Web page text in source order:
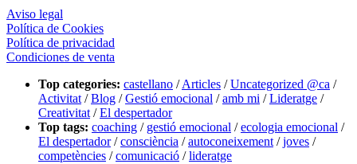
Aviso legal
Política de Cookies
Política de privacidad
Condiciones de venta
Top categories: castellano /Articles /Uncategorized @ca /
Activitat /Blog /Gestió emocional /amb mi /Lideratge /
Creativitat /El despertador
Top tags: coaching / gestió emocional /ecologia emocional /
El despertador/consciència /autoconeixement /joves /
competències /comunicació /lideratge